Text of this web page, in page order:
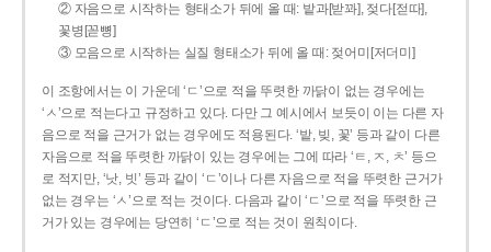
② 자음으로 시작하는 형태소가 뒤에 올 때: 밭과[받꽈], 젖다[젇따],
꽃병[꼳뼝]
③ 모음으로 시작하는 실질 형태소가 뒤에 올 때: 젖어미[저더미]
이 조항에서는 이 가운데 ‘ㄷ’으로 적을 뚜렷한 까닭이 없는 경우에는
‘ㅅ’으로 적는다고 규정하고 있다. 다만 그 예시에서 보듯이 이는 다른 자
음으로 적을 근거가 없는 경우에도 적용된다. ‘밭, 빚, 꽃’ 등과 같이 다른
자음으로 적을 뚜렷한 까닭이 있는 경우에는 그에 따라 ‘ㅌ, ㅈ, ㅊ’ 등으
로 적지만, ‘낫, 빗’ 등과 같이 ‘ㄷ’이나 다른 자음으로 적을 뚜렷한 근거가
없는 경우는 ‘ㅅ’으로 적는 것이다. 다음과 같이 ‘ㄷ’으로 적을 뚜렷한 근
거가 있는 경우에는 당연히 ‘ㄷ’으로 적는 것이 원칙이다.